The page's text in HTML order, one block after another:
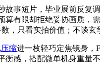
事短片，毕业展前反
有限却拒绝妥协画质
，只看实拍价值；不谈
压缩进一枚轻巧定焦镜身，
感，搭配微单机身重